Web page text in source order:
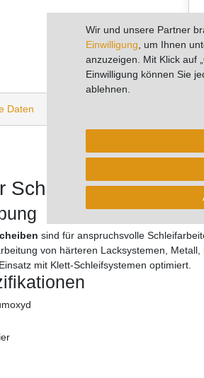
Daten
Schleifscheiben Ø
sind für anspruchsvolle
von härteren Lacksystemen,
mit Klett-Schleifsystemen optimiert.
Wir und unsere Partner
Einwilligung, um Ihnen
anzuzeigen. Mit Klick auf
Einwilligung können Sie
ablehnen.